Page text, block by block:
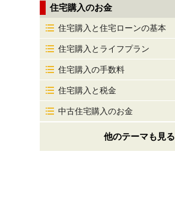
住宅購入のお金
住宅購入と住宅ローンの基本
住宅購入とライフプラン
住宅購入の手数料
住宅購入と税金
中古住宅購入のお金
他のテーマも見る